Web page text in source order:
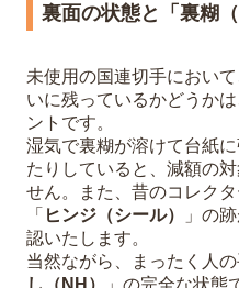
裏面の状態と「裏糊
未使用の国連切手におい
いに残っているかどうか
ントです。
湿気で裏糊が溶けて台紙
たりしていると、減額の
せん。また、昔のコレク
「 ヒンジ（シール）
」の
認いたします。
当然ながら、まったく人